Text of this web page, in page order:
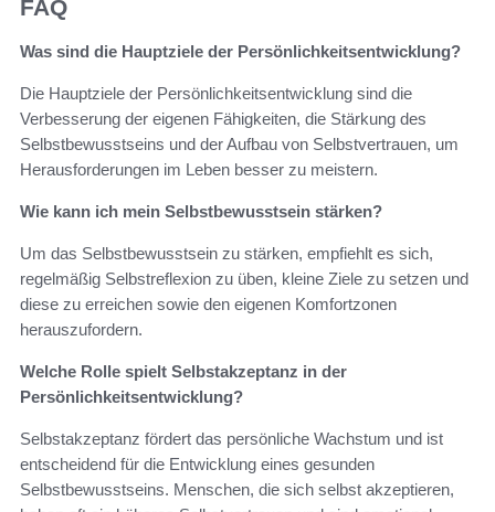
FAQ
Was sind die Hauptziele der Persönlichkeitsentwicklung?
Die Hauptziele der Persönlichkeitsentwicklung sind die
Verbesserung der eigenen Fähigkeiten, die Stärkung des
Selbstbewusstseins und der Aufbau von Selbstvertrauen, um
Herausforderungen im Leben besser zu meistern.
Wie kann ich mein Selbstbewusstsein stärken?
Um das Selbstbewusstsein zu stärken, empfiehlt es sich,
regelmäßig Selbstreflexion zu üben, kleine Ziele zu setzen und
diese zu erreichen sowie den eigenen Komfortzonen
herauszufordern.
Welche Rolle spielt Selbstakzeptanz in der
Persönlichkeitsentwicklung?
Selbstakzeptanz fördert das persönliche Wachstum und ist
entscheidend für die Entwicklung eines gesunden
Selbstbewusstseins. Menschen, die sich selbst akzeptieren,